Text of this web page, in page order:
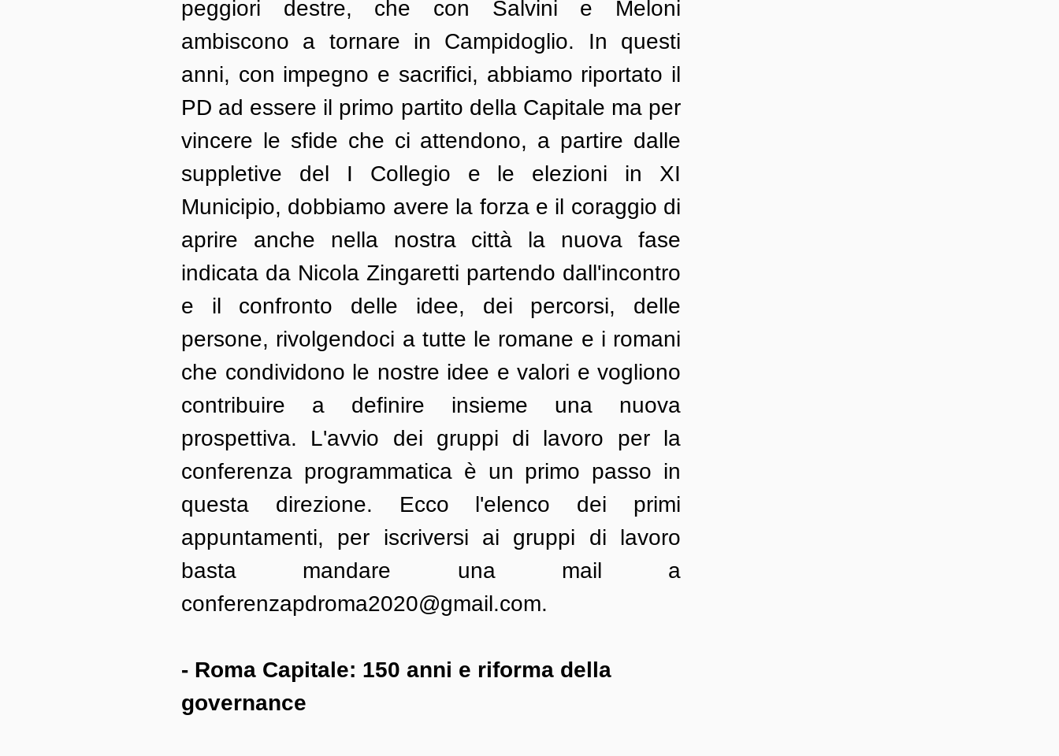
peggiori destre, che con Salvini e Meloni
ambiscono a tornare in Campidoglio. In questi
anni, con impegno e sacrifici, abbiamo riportato il
PD ad essere il primo partito della Capitale ma per
vincere le sfide che ci attendono, a partire dalle
suppletive del I Collegio e le elezioni in XI
Municipio, dobbiamo avere la forza e il coraggio di
aprire anche nella nostra città la nuova fase
indicata da Nicola Zingaretti partendo dall'incontro
e il confronto delle idee, dei percorsi, delle
persone, rivolgendoci a tutte le romane e i romani
che condividono le nostre idee e valori e vogliono
contribuire a definire insieme una nuova
prospettiva. L'avvio dei gruppi di lavoro per la
conferenza programmatica è un primo passo in
questa direzione. Ecco l'elenco dei primi
appuntamenti, per iscriversi ai gruppi di lavoro
basta mandare una mail a
conferenzapdroma2020@gmail.com.
- Roma Capitale: 150 anni e riforma della
governance